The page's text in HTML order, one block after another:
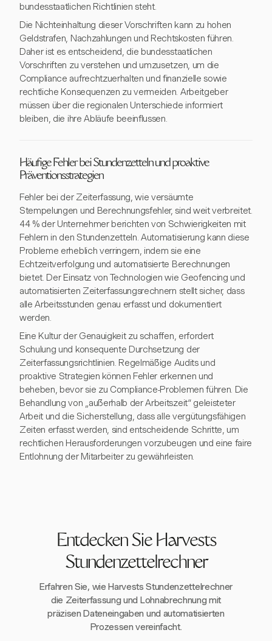
bundesstaatlichen Richtlinien steht.
Die Nichteinhaltung dieser Vorschriften kann zu hohen
Geldstrafen, Nachzahlungen und Rechtskosten führen.
Daher ist es entscheidend, die bundesstaatlichen
Vorschriften zu verstehen und umzusetzen, um die
Compliance aufrechtzuerhalten und finanzielle sowie
rechtliche Konsequenzen zu vermeiden. Arbeitgeber
müssen über die regionalen Unterschiede informiert
bleiben, die ihre Abläufe beeinflussen.
Häufige Fehler bei Stundenzetteln und proaktive
Präventionsstrategien
Fehler bei der Zeiterfassung, wie versäumte
Stempelungen und Berechnungsfehler, sind weit verbreitet.
44 % der Unternehmer berichten von Schwierigkeiten mit
Fehlern in den Stundenzetteln. Automatisierung kann diese
Probleme erheblich verringern, indem sie eine
Echtzeitverfolgung und automatisierte Berechnungen
bietet. Der Einsatz von Technologien wie Geofencing und
automatisierten Zeiterfassungsrechnern stellt sicher, dass
alle Arbeitsstunden genau erfasst und dokumentiert
werden.
Eine Kultur der Genauigkeit zu schaffen, erfordert
Schulung und konsequente Durchsetzung der
Zeiterfassungsrichtlinien. Regelmäßige Audits und
proaktive Strategien können Fehler erkennen und
beheben, bevor sie zu Compliance-Problemen führen. Die
Behandlung von „außerhalb der Arbeitszeit“ geleisteter
Arbeit und die Sicherstellung, dass alle vergütungsfähigen
Zeiten erfasst werden, sind entscheidende Schritte, um
rechtlichen Herausforderungen vorzubeugen und eine faire
Entlohnung der Mitarbeiter zu gewährleisten.
Entdecken Sie Harvests
Stundenzettelrechner
Erfahren Sie, wie Harvests Stundenzettelrechner
die Zeiterfassung und Lohnabrechnung mit
präzisen Dateneingaben und automatisierten
Prozessen vereinfacht.